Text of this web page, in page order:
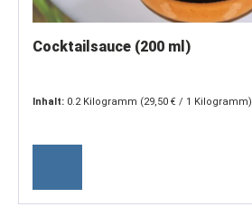
Cocktailsauce (200 ml)
Inhalt: 0.2 Kilogramm (29,50 € / 1 Kilogramm)